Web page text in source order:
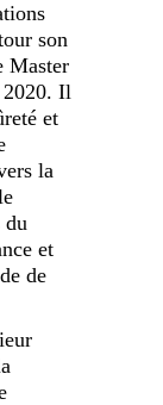
son
Master
2020. Il
et
la
du
et
de